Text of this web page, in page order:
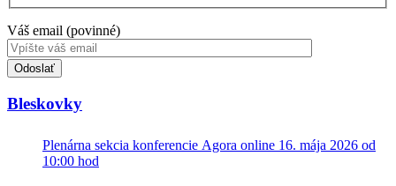
Váš email (povinné)
Toto
pole
nevyplňujte.
Bleskovky
Plenárna sekcia konferencie Agora online 16. mája 2026 od
10:00 hod